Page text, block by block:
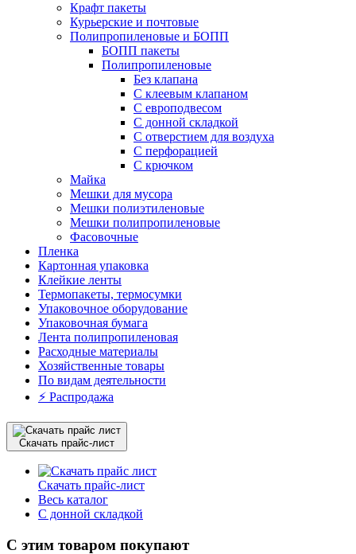
Крафт пакеты
Курьерские и почтовые
Полипропиленовые и БОПП
БОПП пакеты
Полипропиленовые
Без клапана
C клеевым клапаном
С европодвесом
С донной складкой
С отверстием для воздуха
С перфорацией
С крючком
Майка
Мешки для мусора
Мешки полиэтиленовые
Мешки полипропиленовые
Фасовочные
Пленка
Картонная упаковка
Клейкие ленты
Термопакеты, термосумки
Упаковочное оборудование
Упаковочная бумага
Лента полипропиленовая
Расходные материалы
Хозяйственные товары
По видам деятельности
⚡️ Распродажа
Скачать прайс-лист
Скачать прайс-лист
Весь каталог
С донной складкой
С этим товаром покупают